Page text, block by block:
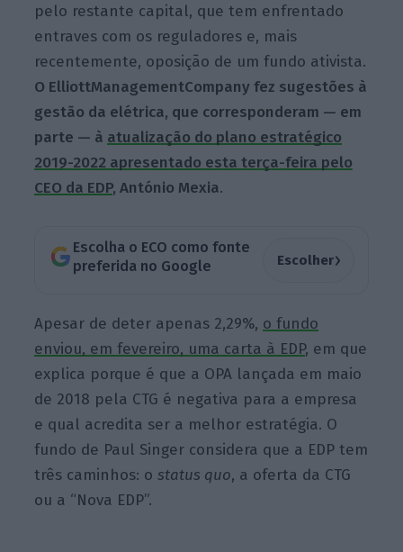
pelo restante capital, que tem enfrentado
entraves com os reguladores e, mais
recentemente, oposição de um fundo ativista.
O ElliottManagementCompany fez sugestões à
gestão da elétrica, que corresponderam — em
parte — à atualização do plano estratégico
2019-2022 apresentado esta terça-feira pelo
CEO da EDP, António Mexia.
Escolha o ECO como fonte
preferida no Google
Escolher›
Apesar de deter apenas 2,29%, o fundo
enviou, em fevereiro, uma carta à EDP, em que
explica porque é que a OPA lançada em maio
de 2018 pela CTG é negativa para a empresa
e qual acredita ser a melhor estratégia. O
fundo de Paul Singer considera que a EDP tem
três caminhos: ostatus quo, a oferta da CTG
ou a “Nova EDP”.